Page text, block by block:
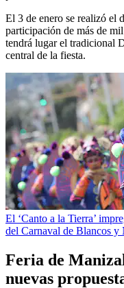
El 3 de enero se realizó el
participación de más de
tendrá lugar el tradicional
central de la fiesta.
El ‘Canto a la Tierra’
del Carnaval de Blancos y
Feria de
nuevas